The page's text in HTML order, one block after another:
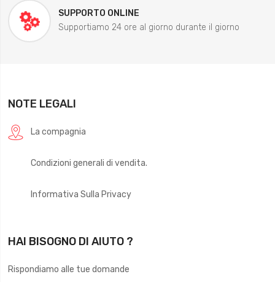
SUPPORTO ONLINE
Supportiamo 24 ore al giorno durante il giorno
NOTE LEGALI
La compagnia
Condizioni generali di vendita.
Informativa Sulla Privacy
HAI BISOGNO DI AIUTO ?
Rispondiamo alle tue domande